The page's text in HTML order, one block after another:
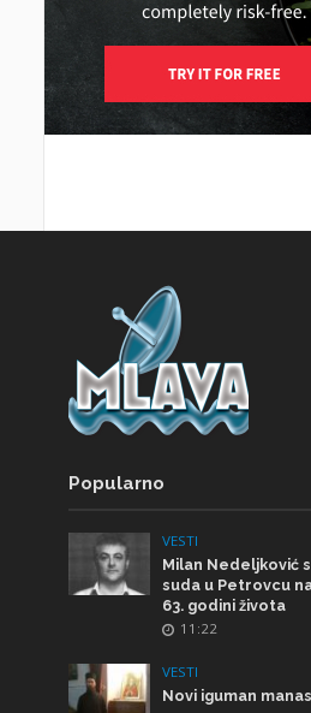
Popularno
VESTI
Milan Nedeljković
suda u Petrovcu
63. godini života
11:22
VESTI
Novi iguman